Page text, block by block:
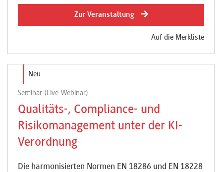
Zur Veranstaltung
Auf die Merkliste
Neu
Seminar (Live-Webinar)
Qualitäts-, Compliance- und
Risikomanagement unter der KI-
Verordnung
Die harmonisierten Normen EN 18286 und EN 18228